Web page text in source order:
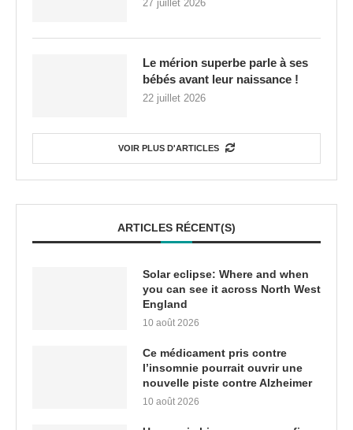
27 juillet 2026
Le mérion superbe parle à ses
bébés avant leur naissance !
22 juillet 2026
VOIR PLUS D'ARTICLES
ARTICLES RÉCENT(S)
Solar eclipse: Where and when
you can see it across North West
England
10 août 2026
Ce médicament pris contre
l’insomnie pourrait ouvrir une
nouvelle piste contre Alzheimer
10 août 2026